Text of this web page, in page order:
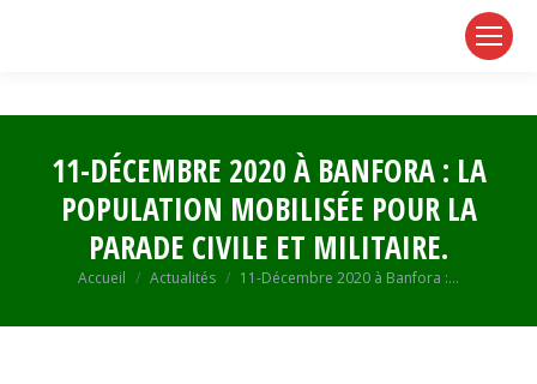
11-DÉCEMBRE 2020 À BANFORA : LA
POPULATION MOBILISÉE POUR LA
PARADE CIVILE ET MILITAIRE.
Vous êtes ici :
Accueil Actualités 11-Décembre 2020 à Banfora :…